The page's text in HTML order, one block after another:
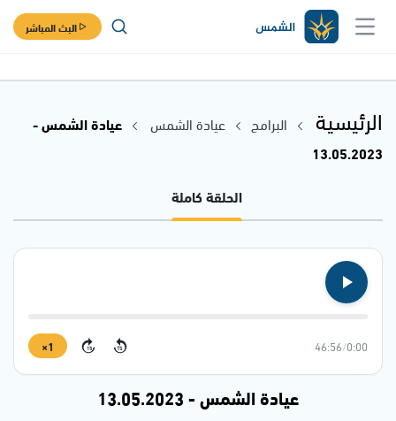
البث المباشر
الرئيسية البرامج عيادة الشمس
عيادة الشمس -
13.05.2023
الحلقة كاملة
0:00
/
46:56
15
15
1×
عيادة الشمس - 13.05.2023